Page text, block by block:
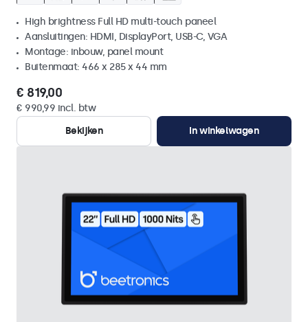
High brightness Full HD multi-touch paneel
Aansluitingen: HDMI, DisplayPort, USB-C, VGA
Montage: inbouw, panel mount
Buitenmaat: 466 x 285 x 44 mm
€ 819,00
€ 990,99 incl. btw
Bekijken
In winkelwagen